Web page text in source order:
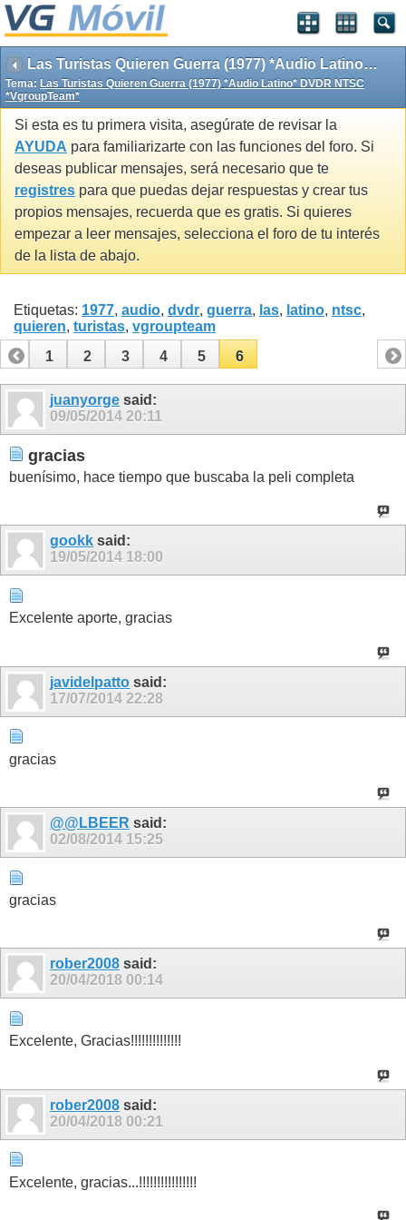
Las Turistas Quieren Guerra (1977) *Audio Latino* DVDR NTSC *VgroupTeam*
Tema: Las Turistas Quieren Guerra (1977) *Audio Latino* DVDR NTSC
*VgroupTeam*
Si esta es tu primera visita, asegúrate de revisar la
AYUDA para familiarizarte con las funciones del foro. Si
deseas publicar mensajes, será necesario que te
registres para que puedas dejar respuestas y crear tus
propios mensajes, recuerda que es gratis. Si quieres
empezar a leer mensajes, selecciona el foro de tu interés
de la lista de abajo.
Etiquetas: 1977, audio, dvdr, guerra, las, latino, ntsc,
quieren, turistas, vgroupteam
1
2 3 4 5 6
juanyorge said:
09/05/2014 20:11
gracias
buenísimo, hace tiempo que buscaba la peli completa
gookk said:
19/05/2014 18:00
Excelente aporte, gracias
javidelpatto said:
17/07/2014 22:28
gracias
@@LBEER said:
02/08/2014 15:25
gracias
rober2008 said:
20/04/2018 00:14
Excelente, Gracias!!!!!!!!!!!!!!
rober2008 said:
20/04/2018 00:21
Excelente, gracias...!!!!!!!!!!!!!!!!